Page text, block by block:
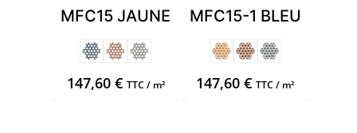
MFC15 JAUNE
147,60 € TTC / m²
MFC15-1 BLEU
147,60€ TTC / m²